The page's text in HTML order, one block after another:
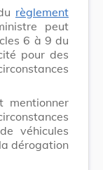
règlement
peut
6 à 9 du
pour des
mentionner
véhicules
dérogation